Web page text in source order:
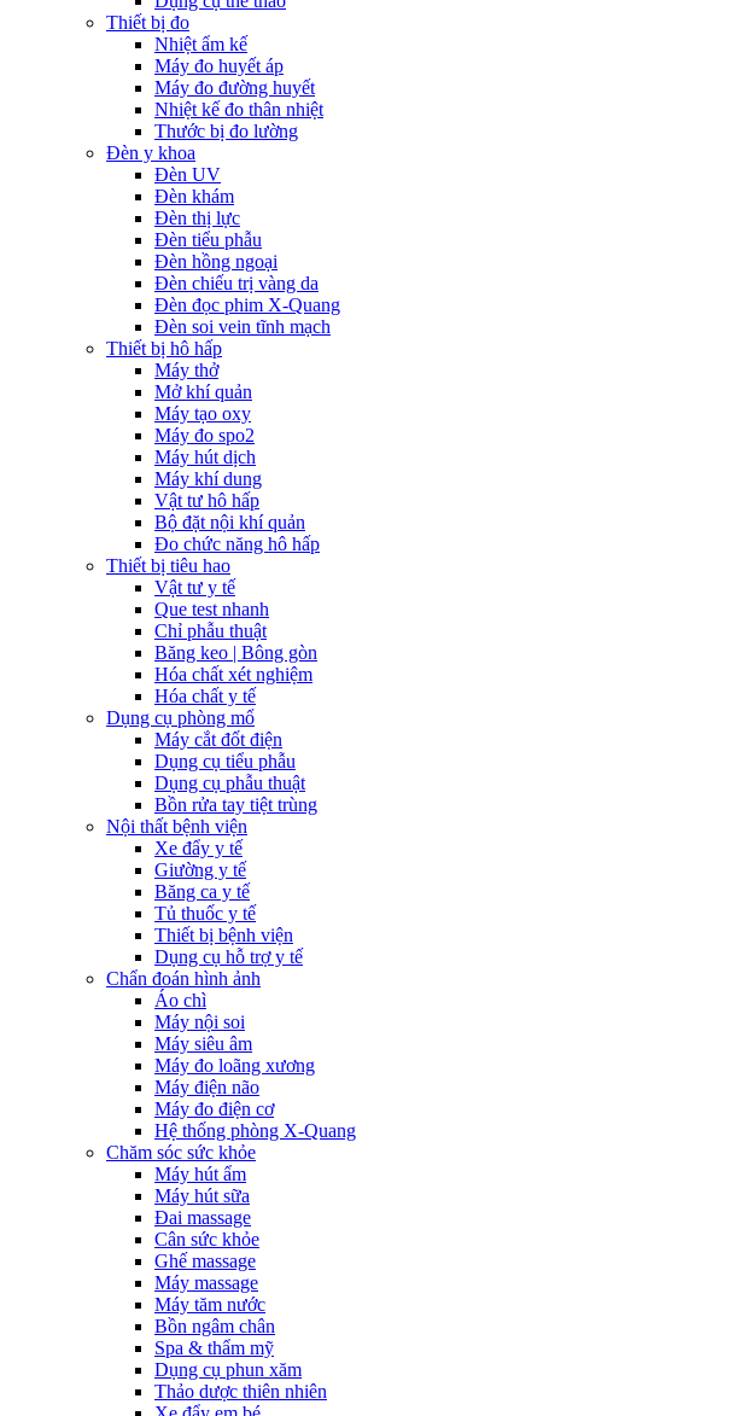
Thiết bị đo
Nhiệt ẩm kế
Máy đo huyết áp
Máy đo đường huyết
Nhiệt kế đo thân nhiệt
Thước bị đo lường
Đèn y khoa
Đèn UV
Đèn khám
Đèn thị lực
Đèn tiểu phẫu
Đèn hồng ngoại
Đèn chiếu trị vàng da
Đèn đọc phim X-Quang
Đèn soi vein tĩnh mạch
Thiết bị hô hấp
Máy thở
Mở khí quản
Máy tạo oxy
Máy đo spo2
Máy hút dịch
Máy khí dung
Vật tư hô hấp
Bộ đặt nội khí quản
Đo chức năng hô hấp
Thiết bị tiêu hao
Vật tư y tế
Que test nhanh
Chỉ phẫu thuật
Băng keo | Bông gòn
Hóa chất xét nghiệm
Hóa chất y tế
Dụng cụ phòng mổ
Máy cắt đốt điện
Dụng cụ tiểu phẫu
Dụng cụ phẫu thuật
Bồn rửa tay tiệt trùng
Nội thất bệnh viện
Xe đẩy y tế
Giường y tế
Băng ca y tế
Tủ thuốc y tế
Thiết bị bệnh viện
Dụng cụ hỗ trợ y tế
Chẩn đoán hình ảnh
Áo chì
Máy nội soi
Máy siêu âm
Máy đo loãng xương
Máy điện não
Máy đo điện cơ
Hệ thống phòng X-Quang
Chăm sóc sức khỏe
Máy hút ẩm
Máy hút sữa
Đai massage
Cân sức khỏe
Ghế massage
Máy massage
Máy tăm nước
Bồn ngâm chân
Spa & thẩm mỹ
Dụng cụ phun xăm
Thảo dược thiên nhiên